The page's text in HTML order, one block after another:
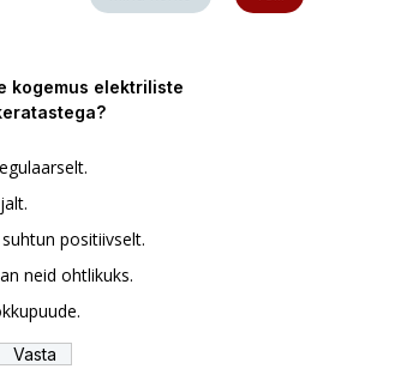
kogemus elektriliste
positiivselt.
neid ohtlikuks.